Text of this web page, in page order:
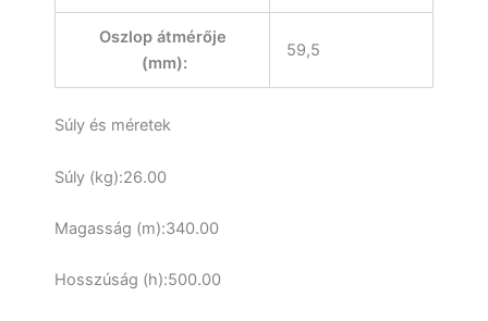
Oszlop átmérője
(mm):
59,5
Súly és méretek
Súly (kg):26.00
Magasság (m):340.00
Hosszúság (h):500.00